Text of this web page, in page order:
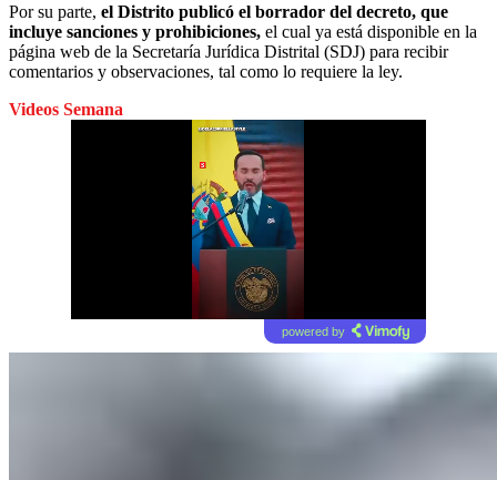
Por su parte, el Distrito publicó el borrador del decreto, que
incluye sanciones y prohibiciones, el cual ya está disponible en la
página web de la Secretaría Jurídica Distrital (SDJ) para recibir
comentarios y observaciones, tal como lo requiere la ley.
Videos Semana
powered by